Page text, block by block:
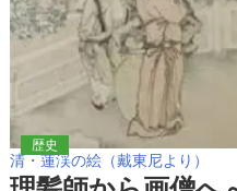
清・蓮渓の絵（戴東尼より）
歴史